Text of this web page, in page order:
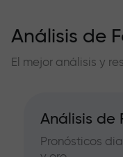
Análisis de
El mejor análisis y
Análisis de
Pronósticos